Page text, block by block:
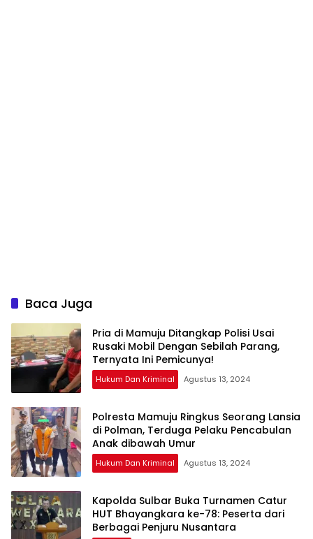
Baca Juga
Pria di Mamuju Ditangkap Polisi Usai
Rusaki Mobil Dengan Sebilah Parang,
Ternyata Ini Pemicunya!
Hukum Dan Kriminal Agustus 13, 2024
Polresta Mamuju Ringkus Seorang Lansia
di Polman, Terduga Pelaku Pencabulan
Anak dibawah Umur
Hukum Dan Kriminal Agustus 13, 2024
Kapolda Sulbar Buka Turnamen Catur
HUT Bhayangkara ke-78: Peserta dari
Berbagai Penjuru Nusantara